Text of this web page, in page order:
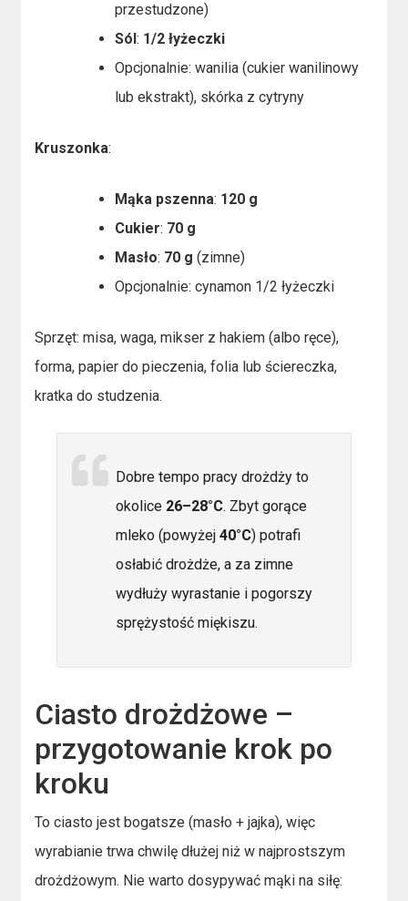
przestudzone)
Sól: 1/2 łyżeczki
Opcjonalnie: wanilia (cukier wanilinowy
lub ekstrakt), skórka z cytryny
Kruszonka:
Mąka pszenna: 120 g
Cukier: 70 g
Masło: 70 g (zimne)
Opcjonalnie: cynamon 1/2 łyżeczki
Sprzęt: misa, waga, mikser z hakiem (albo ręce),
forma, papier do pieczenia, folia lub ściereczka,
kratka do studzenia.
Dobre tempo pracy drożdży to
okolice 26–28°C. Zbyt gorące
mleko (powyżej40°C) potrafi
osłabić drożdże, a za zimne
wydłuży wyrastanie i pogorszy
sprężystość miękiszu.
Ciasto drożdżowe –
przygotowanie krok po
kroku
To ciasto jest bogatsze (masło + jajka), więc
wyrabianie trwa chwilę dłużej niż w najprostszym
drożdżowym. Nie warto dosypywać mąki na siłę: